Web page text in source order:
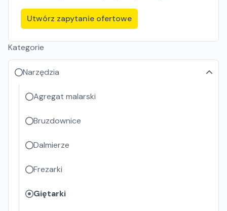
Utwórz zapytanie ofertowe
Kategorie
Narzędzia
Agregat malarski
Bruzdownice
Dalmierze
Frezarki
Giętarki